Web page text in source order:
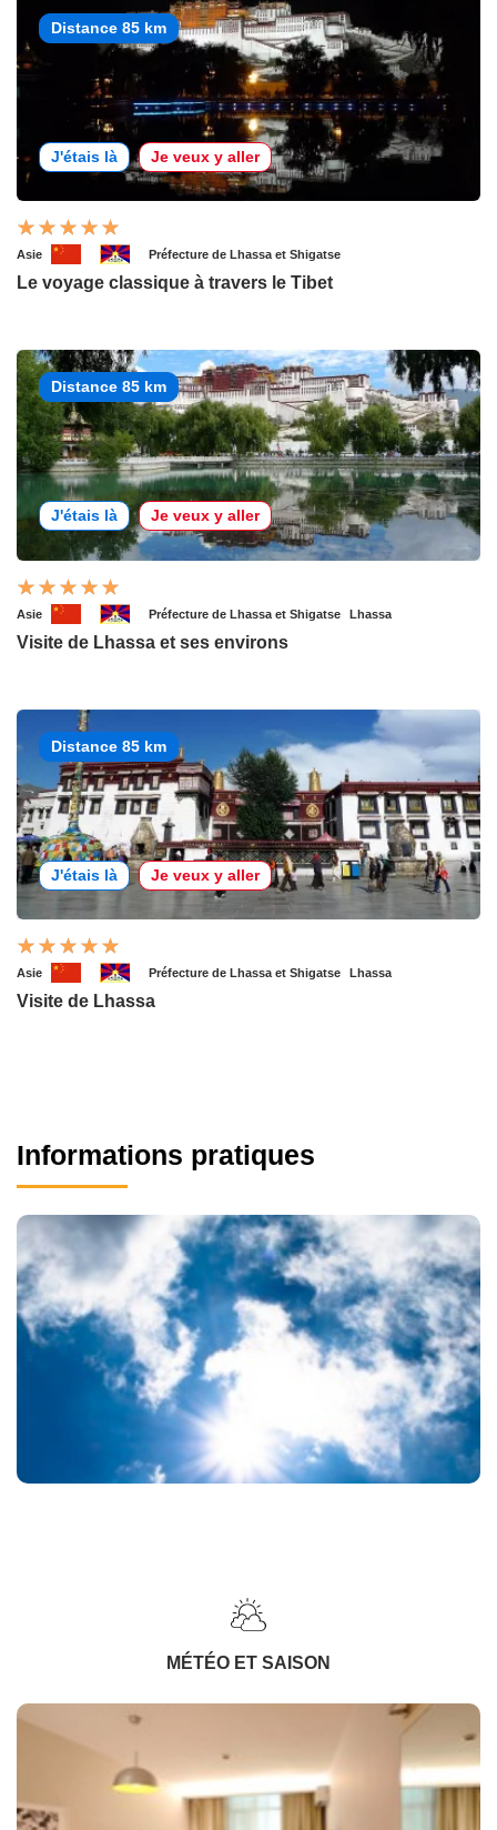
Distance 85 km
J'étais là Je veux y aller
Asie Préfecture de Lhassa et Shigatse
Le voyage classique à travers le Tibet
Distance 85 km
J'étais là Je veux y aller
Asie Préfecture de Lhassa et Shigatse Lhassa
Visite de Lhassa et ses environs
Distance 85 km
J'étais là Je veux y aller
Asie Préfecture de Lhassa et Shigatse Lhassa
Visite de Lhassa
Informations pratiques
MÉTÉO ET SAISON